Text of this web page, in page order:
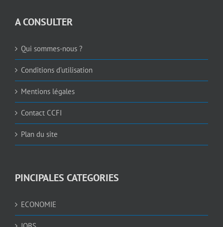
A CONSULTER
Qui sommes-nous ?
Conditions d’utilisation
Mentions légales
Contact CCFI
Plan du site
PINCIPALES CATEGORIES
ECONOMIE